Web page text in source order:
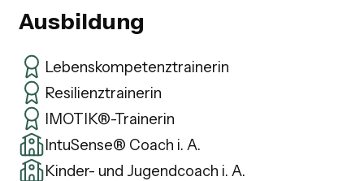
Ausbildung
Lebenskompetenztrainerin
Resilienztrainerin
IMOTIK®-Trainerin
IntuSense® Coach i. A.
Kinder- und Jugendcoach i. A.